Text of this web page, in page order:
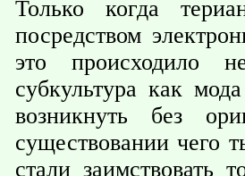
Только когда
посредством
это происходило
субкультура как
возникнуть без
существовании чего
стали заимствовать